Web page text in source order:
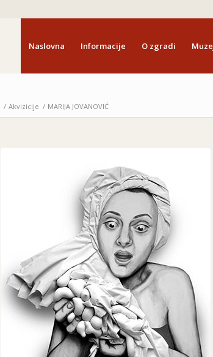
Naslovna Informacije O zgradi
/ Akvizicije / MARIJA JOVANOVIĆ